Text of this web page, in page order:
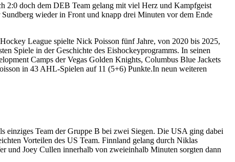
2:0 doch dem DEB Team gelang mit viel Herz und Kampfgeist
wieder in Front und knapp drei Minuten vor dem Ende
League spielte Nick Poisson fünf Jahre, von 2020 bis 2025,
Spiele in der Geschichte des Eishockeyprogramms. In seinen
Camps der Vegas Golden Knights, Columbus Blue Jackets
in 43 AHL-Spielen auf 11 (5+6) Punkte.In neun weiteren
Team der Gruppe B bei zwei Siegen. Die USA ging dabei
Vorteilen des US Team. Finnland gelang durch Niklas
und Joey Cullen innerhalb von zweieinhalb Minuten sorgten dann